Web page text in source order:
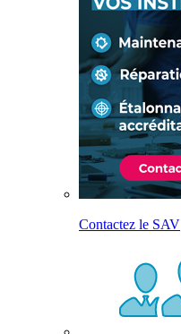
Contactez le SAV